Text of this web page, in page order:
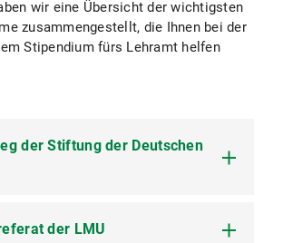
wir eine Übersicht der wichtigsten
zusammengestellt, die Ihnen bei der
Stipendium fürs Lehramt helfen
der Stiftung der Deutschen
bietet Lehramtsstudierenden
der LMU